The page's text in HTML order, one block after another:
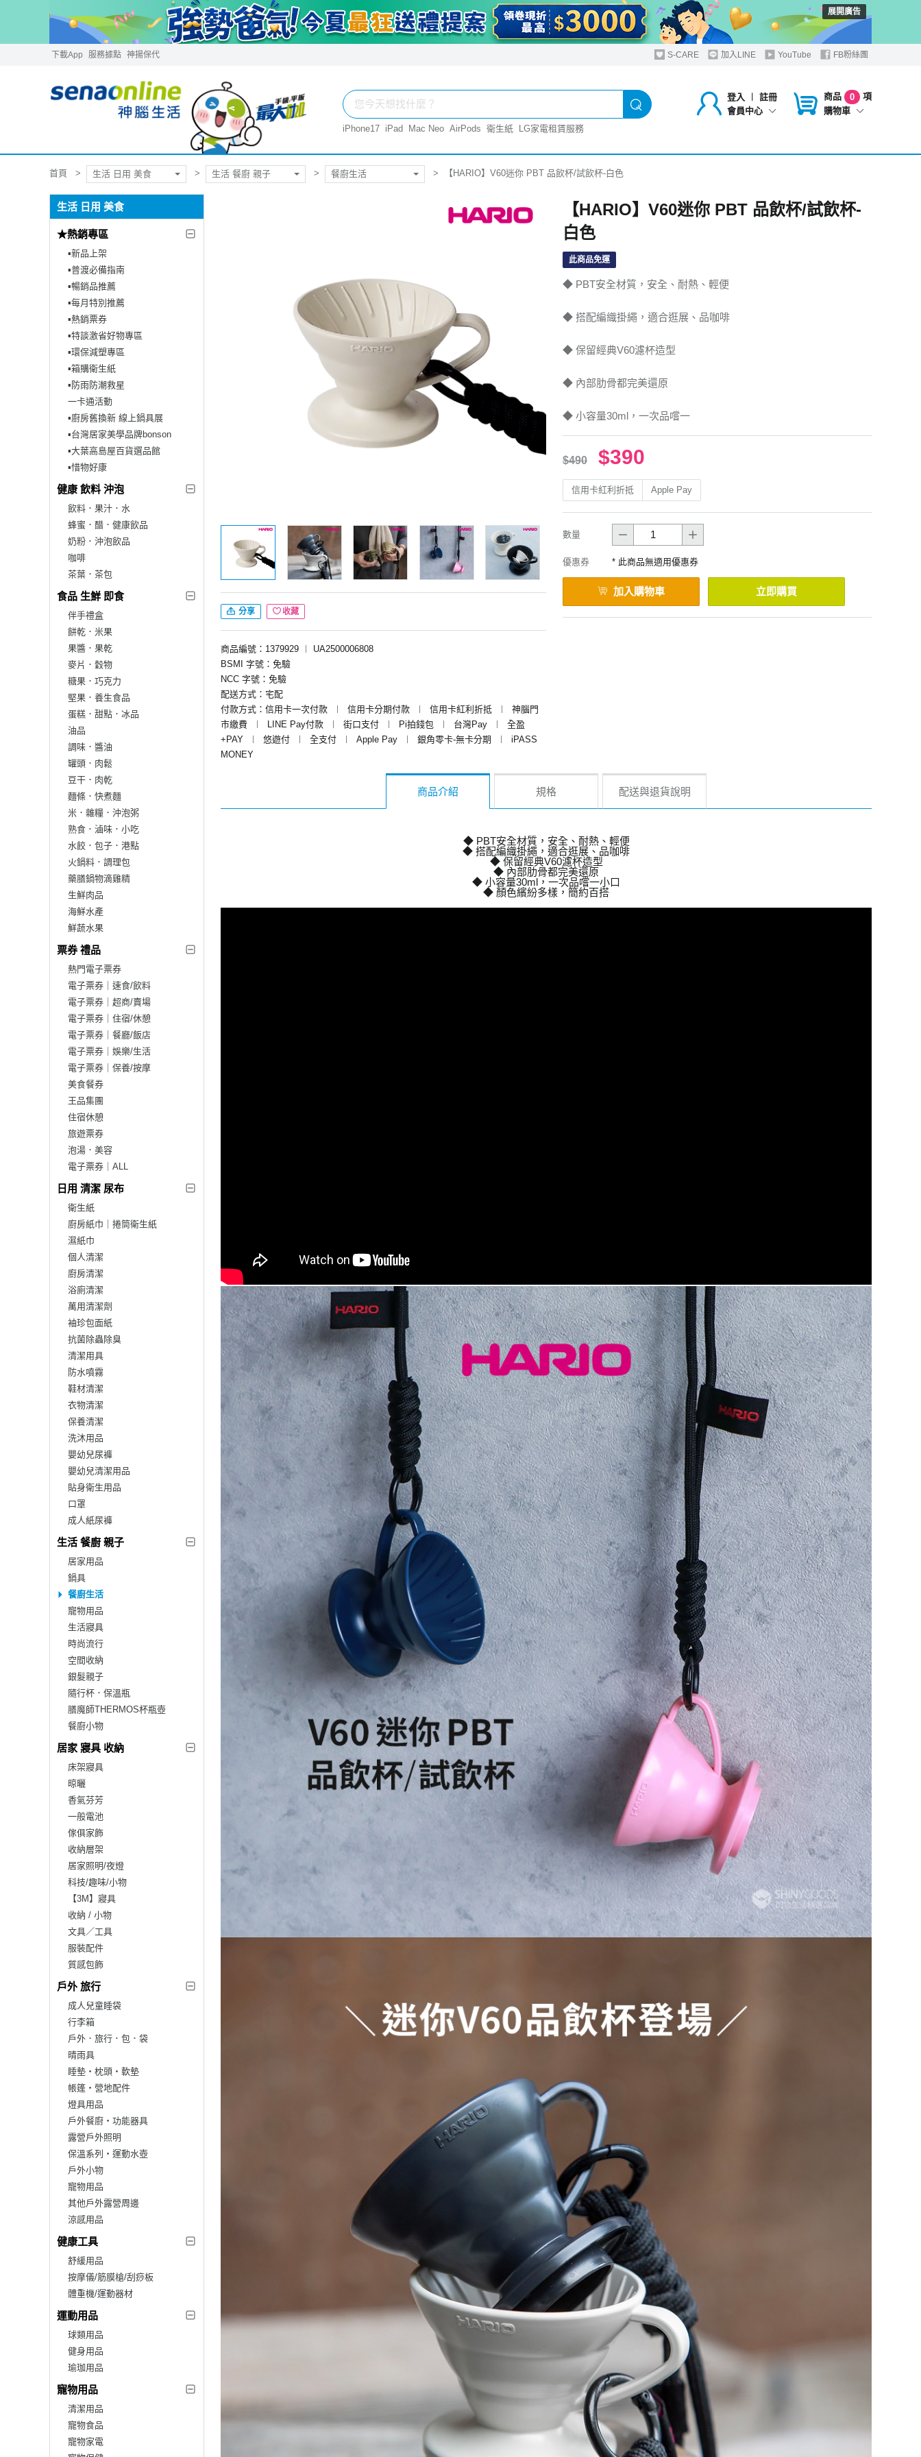
展開廣告
下載App 服務據點 神揚保代 S-CARE 加入LINE YouTube FB粉絲團
登入 ︱
註冊
會員中心
商品 0
項
購物車
iPhone17 iPad Mac Neo AirPods 衛生紙 LG家電租賃服務
首頁 生活 日用 美食 生活 餐廚 親子 餐廚生活 【HARIO】V60迷你 PBT 品飲杯/試飲杯-白色
生活 日用 美食
★熱銷專區
▪︎新品上架
▪︎普渡必備指南
▪︎暢銷品推薦
▪︎每月特別推薦
▪︎熱銷票券
▪︎特談激省好物專區
▪︎環保減塑專區
▪︎箱購衛生紙
▪︎防雨防潮救星
一卡通活動
▪︎廚房舊換新 線上鍋具展
▪︎台灣居家美學品牌bonson
▪︎大葉高島屋百貨選品館
▪︎惜物好康
健康 飲料 沖泡
飲料．果汁．水
蜂蜜．醋．健康飲品
奶粉．沖泡飲品
咖啡
茶葉．茶包
食品 生鮮 即食
伴手禮盒
餅乾．米果
果醬．果乾
麥片．穀物
糖果．巧克力
堅果．養生食品
蛋糕．甜點．冰品
油品
調味．醬油
罐頭．肉鬆
豆干．肉乾
麵條．快煮麵
米．雜糧．沖泡粥
熟食．滷味．小吃
水餃．包子．港點
火鍋料．調理包
藥膳鍋物滴雞精
生鮮肉品
海鮮水產
鮮蔬水果
票券 禮品
熱門電子票券
電子票券｜速食/飲料
電子票券｜超商/賣場
電子票券｜住宿/休憩
電子票券｜餐廳/飯店
電子票券｜娛樂/生活
電子票券｜保養/按摩
美食餐券
王品集團
住宿休憩
旅遊票券
泡湯．美容
電子票券｜ALL
日用 清潔 尿布
衛生紙
廚房紙巾｜捲筒衛生紙
濕紙巾
個人清潔
廚房清潔
浴廁清潔
萬用清潔劑
袖珍包面紙
抗菌除蟲除臭
清潔用具
防水噴霧
鞋材清潔
衣物清潔
保養清潔
洗沐用品
嬰幼兒尿褲
嬰幼兒清潔用品
貼身衛生用品
口罩
成人紙尿褲
生活 餐廚 親子
居家用品
鍋具
餐廚生活
寵物用品
生活寢具
時尚流行
空間收納
銀髮親子
隨行杯．保溫瓶
膳魔師THERMOS杯瓶壺
餐廚小物
居家 寢具 收納
床架寢具
晾曬
香氣芬芳
一般電池
傢俱家飾
收納層架
居家照明/夜燈
科技/趣味/小物
【3M】寢具
收納 / 小物
文具／工具
服裝配件
質感包飾
戶外 旅行
成人兒童睡袋
行李箱
戶外．旅行．包．袋
晴雨具
睡墊‧枕頭‧軟墊
帳篷‧營地配件
燈具用品
戶外餐廚‧功能器具
露營戶外照明
保溫系列‧運動水壺
戶外小物
寵物用品
其他戶外露營周邊
涼感用品
健康工具
舒緩用品
按摩儀/筋膜槍/刮痧板
體重機/運動器材
運動用品
球類用品
健身用品
瑜珈用品
寵物用品
清潔用品
寵物食品
寵物家電
分享 收藏
商品編號：1379929 ︱
UA2500006808
BSMI 字號：免驗
NCC 字號：免驗
配送方式：宅配
付款方式：信用卡一次付款
︱ 信用卡分期付款 ︱ 信用卡紅利折抵 ︱
神腦門
市繳費
︱ LINE Pay付款 ︱ 街口支付 ︱ Pi拍錢包 ︱ 台灣Pay ︱
全盈
+PAY
︱ 悠遊付 ︱ 全支付 ︱ Apple Pay ︱ 銀角零卡-無卡分期 ︱
iPASS
MONEY
【HARIO】V60迷你 PBT 品飲杯/試飲杯-
白色
此商品免運
◆ PBT安全材質，安全、耐熱、輕便
◆ 搭配編織掛繩，適合逛展、品咖啡
◆ 保留經典V60濾杯造型
◆ 內部肋骨都完美還原
◆ 小容量30ml，一次品嚐一
$490 $390
信用卡紅利折抵 Apple Pay
數量
優惠券 * 此商品無適用優惠券
加入購物車 立即購買
商品介紹 規格 配送與退貨說明
◆ PBT安全材質，安全、耐熱、輕便
◆ 搭配編織掛繩，適合逛展、品咖啡
◆ 保留經典V60濾杯造型
◆ 內部肋骨都完美還原
◆ 小容量30ml，一次品嚐一小口
◆ 顏色繽紛多樣，簡約百搭